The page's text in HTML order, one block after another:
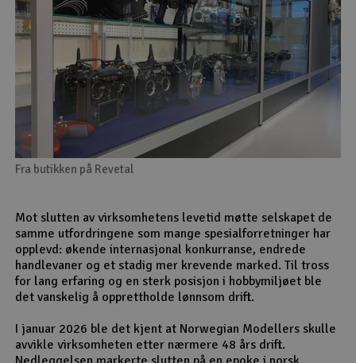
Fra butikken på Revetal
Mot slutten av virksomhetens levetid møtte selskapet de
samme utfordringene som mange spesialforretninger har
opplevd: økende internasjonal konkurranse, endrede
handlevaner og et stadig mer krevende marked. Til tross
for lang erfaring og en sterk posisjon i hobbymiljøet ble
det vanskelig å opprettholde lønnsom drift.
I januar 2026 ble det kjent at Norwegian Modellers skulle
avvikle virksomheten etter nærmere 48 års drift.